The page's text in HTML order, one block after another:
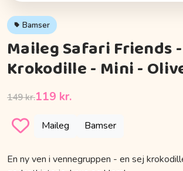
Bamser
Maileg Safari Friends -
Krokodille - Mini -
149 kr.119 kr.
Maileg Bamser
En ny ven i vennegruppen - en sej